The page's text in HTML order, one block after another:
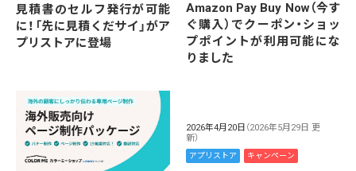
見積書のセルフ発行が可能
に！「先に見積くだサイ」がア
プリストアに登場
Amazon Pay Buy Now（今す
ぐ購入）でクーポン・ショッ
プポイントが利用可能にな
りました
2026年4月20日 （2026年5月29日 更
新）
アプリストア キャンペーン